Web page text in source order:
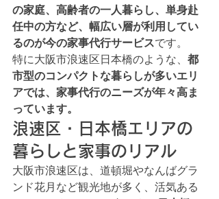
の家庭、高齢者の一人暮らし、単身赴
任中の方など、幅広い層が利用してい
るのが今の家事代行サービスです。
特に大阪市浪速区日本橋のような、 都
市型のコンパクトな暮らしが多いエリ
アでは、家事代行のニーズが年々高ま
っています。
浪速区・日本橋エリアの
暮らしと家事のリアル
大阪市浪速区は、道頓堀やなんばグラ
ンド花月など観光地が多く、活気ある